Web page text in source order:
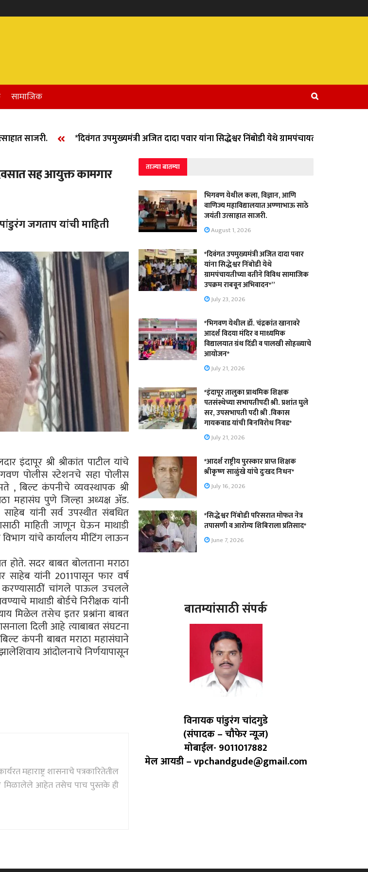
सामाजिक
साजरी. *दिवंगत उपमुख्यमंत्री अजित दादा पवार यांना सिद्धेश्वर निंबोडी येथे ग्रामपंचायतीच्या वतीने
सह आयुक्त कामगार
जगताप यांची माहिती
इंदापूर श्री श्रीकांत पाटील यांचे
पोलीस स्टेशनचे सहा पोलीस
मते , बिल्ट कंपनीचे व्यवस्थापक श्री
महासंघ पुणे जिल्हा अध्यक्ष ॲड.
यांनी सर्व उपस्थीत संबधित
माहिती जाणून घेऊन माथाडी
विभाग यांचे कार्यालय मीटिंग लाऊन
होते. सदर बाबत बोलताना मराठा
यांनी 2011पासून फार वर्ष
करण्यासाठीं चांगले पाऊल उचलले
माथाडी बोर्डचे निरीक्षक यांनी
मिळेल तसेच इतर प्रश्नांना बाबत
दिली आहे त्याबाबत संघटना
कंपनी बाबत मराठा महासंघाने
आंदोलनाचे निर्णयापासून
महाराष्ट्र शासनाचे पत्रकारितेतील
मिळालेले आहेत तसेच पाच पुस्तके ही
ताज्या बातम्या
भिगवण येथील कला, विज्ञान, आणि
वाणिज्य महाविद्यालयात अण्णाभाऊ साठे
जयंती उत्साहात साजरी.
August 1, 2026
*दिवंगत उपमुख्यमंत्री अजित दादा पवार
यांना सिद्धेश्वर निंबोडी येथे
ग्रामपंचायतीच्या वतीने विविध सामाजिक
उपक्रम राबवून अभिवादन*”
July 23, 2026
*भिगवण येथील डॉ. चंद्रकांत खानावरे
आदर्श विदया मंदिर व माध्यमिक
विद्यालयात ग्रंथ दिंडी व पालखी सोहळ्याचे
आयोजन*
July 21, 2026
*इंदापूर तालुका प्राथमिक शिक्षक
पतसंस्थेच्या सभापतीपदी श्री. प्रशांत घुले
सर, उपसभापती पदी श्री .विकास
गायकवाड यांची बिनविरोध निवड*
July 21, 2026
*आदर्श राष्ट्रीय पुरस्कार प्राप्त शिक्षक
श्रीकृष्ण साळुंखे यांचे दुःखद निधन*
July 16, 2026
*सिद्धेश्वर निंबोडी परिसरात मोफत नेत्र
तपासणी व आरोग्य शिबिराला प्रतिसाद*
June 7, 2026
बातम्यांसाठी संपर्क
विनायक पांडुरंग चांदगुडे
(संपादक – चौफेर न्यूज)
मोबाईल- 9011017882
मेल आयडी – vpchandgude@gmail.com